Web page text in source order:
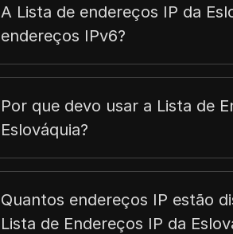
A Lista de endereços IP da
endereços IPv6?
Por que devo usar a Lista de
Eslováquia?
Quantos endereços IP estão
Lista de Endereços IP da